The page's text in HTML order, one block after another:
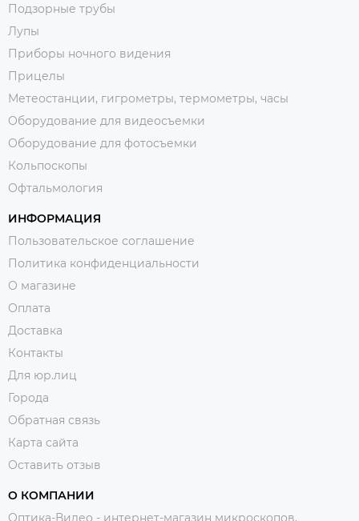
Подзорные трубы
Лупы
Приборы ночного видения
Прицелы
Метеостанции, гигрометры, термометры, часы
Оборудование для видеосъемки
Оборудование для фотосъемки
Кольпоскопы
Офтальмология
ИНФОРМАЦИЯ
Пользовательское соглашение
Политика конфиденциальности
О магазине
Оплата
Доставка
Контакты
Для юр.лиц
Города
Обратная связь
Карта сайта
Оставить отзыв
О КОМПАНИИ
Оптика-Видео - интернет-магазин микроскопов,